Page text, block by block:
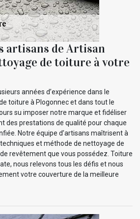
artisans de Artisan
de toiture à votre
années d’expérience dans le
toiture à Plogonnec et dans tout le
su imposer notre marque et fidéliser
des prestations de qualité pour chaque
Notre équipe d’artisans maîtrisent à
et méthode de nettoyage de
revêtement que vous possédez. Toiture
nous relevons tous les défis et nous
votre couverture de la meilleure